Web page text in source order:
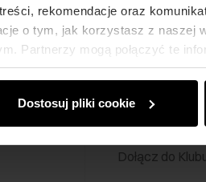
rekomendacje oraz
o tym, jak korzystasz z naszej
Partnerzy mogą połączyć te
z ich usług.
Dostosuj pliki cookie
Klub
Dołącz do